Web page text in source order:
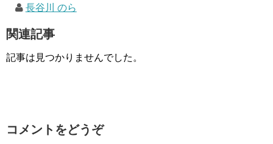
長谷川 のら
関連記事
記事は見つかりませんでした。
コメントをどうぞ